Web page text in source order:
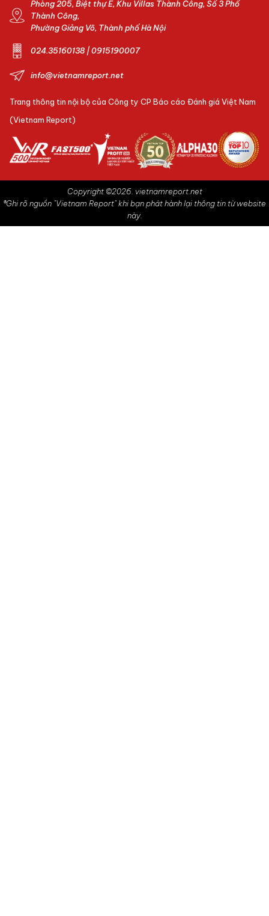
Phòng 205, Biệt thự E, Khu Villas Thành Công, Số 3 Phố
Thành Công,
Phường Giảng Võ, Thành phố Hà Nội
024.35160138 | 0915190007
info@vietnamreport.net
Trang thông tin nội bộ của Công ty CP Báo cáo Đánh giá Việt Nam
(Vietnam Report)
Copyright ©2026. vietnamreport.net
®Ghi rõ nguồn "Vietnam Report" khi bạn phát hành lại thông tin từ website
này.